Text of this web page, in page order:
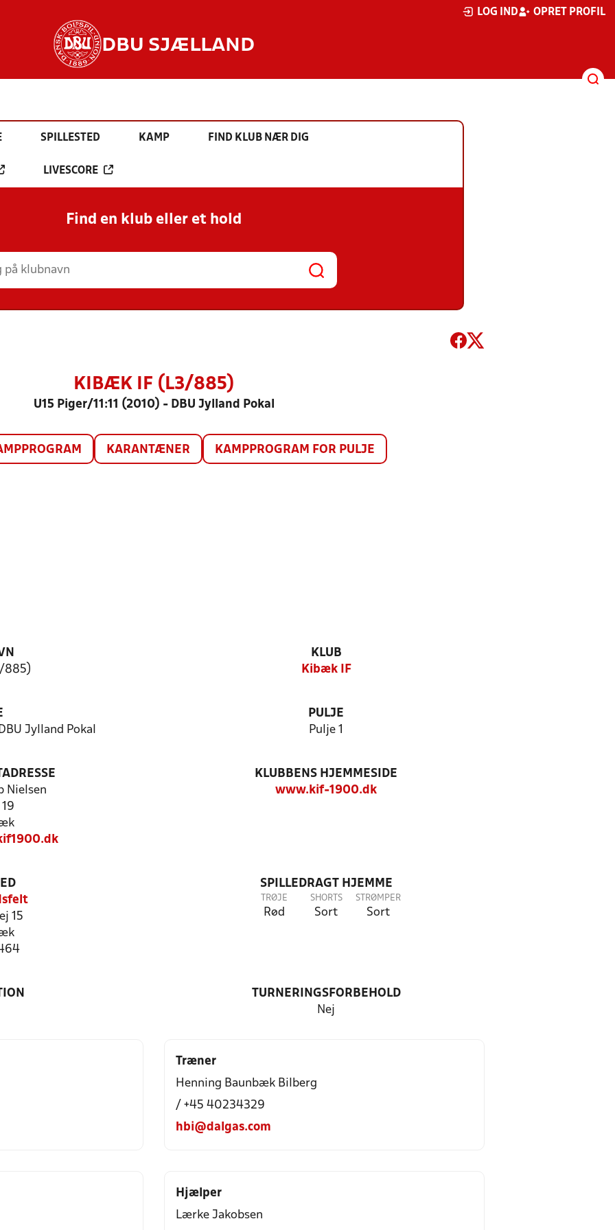
LOG IND OPRET PROFIL
DBU SJÆLLAND
SPILLESTED KAMP FIND KLUB NÆR DIG
LIVESCORE
Find en klub eller et hold
KIBÆK IF (L3/885)
U15 Piger/11:11 (2010) - DBU Jylland Pokal
KARANTÆNER KAMPPROGRAM FOR PULJE
885)
KLUB
Kibæk IF
Jylland Pokal
PULJE
Pulje 1
Nielsen
KLUBBENS HJEMMESIDE
www.kif-1900.dk
15
SPILLEDRAGT HJEMME
TRØJE
Rød
SHORTS
Sort
STRØMPER
Sort
TURNERINGSFORBEHOLD
Nej
Træner
Henning Baunbæk Bilberg
/ +45 40234329
hbi@dalgas.com
Hjælper
Lærke Jakobsen